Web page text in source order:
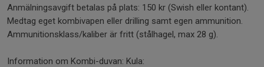
Anmälningsavgift betalas på plats: 150 kr (Swish eller kontant).
Medtag eget kombivapen eller drilling samt egen ammunition.
Ammunitionsklass/kaliber är fritt (stålhagel, max 28 g).
Information om Kombi-duvan: Kula: